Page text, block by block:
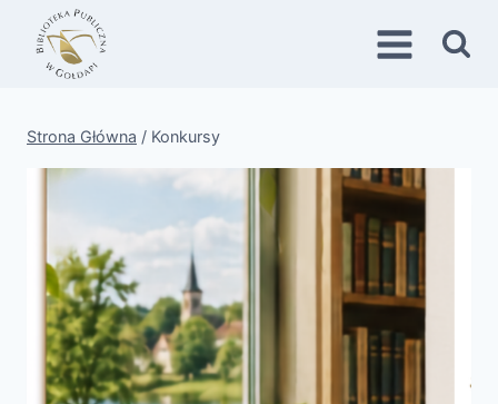
Przejdź
treści
Strona Główna / Konkursy